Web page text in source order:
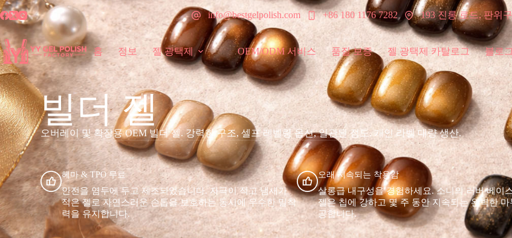
info@bestgelpolish.com +86 180 1176 7282 193 진롱 로드, 판위
홈 정보 젤 광택제 OEM/ODM 서비스 품질 보증 젤 광택제 카탈로그 블로
빌더 젤
오버레이 및 확장용 OEM 빌더 젤. 강력한 구조, 셀프 레벨링 옵션, 일관된 점도. 개인 라벨 대량 생산.
헤마 & TPO 무료
안전을 염두에 두고 제조되었습니다. 자극이 적고 냄새가
적은 젤로 자연스러운 손톱을 보호하는 동시에 우수한 밀착
력을 유지합니다.
오래 지속되는 착용감
살롱급 내구성을 경험하세요. 소니의 러버 베이
젤은 칩에 강하고 몇 주 동안 지속되는 완벽한 마
공합니다.